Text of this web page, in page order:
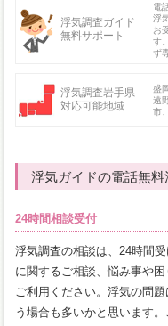
浮気調査ガイド
無料サポート
電
浮
お
す
ず
浮気調査岩手県
対応可能地域
盛
遠
市
浮気ガイドの電話無
24時間相談受付
浮気調査の相談は、24時間
に関するご相談、悩み事や
ご利用ください。浮気の問
う場合も多いかと思います